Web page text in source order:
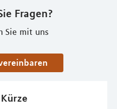
Fragen?
Sie mit uns